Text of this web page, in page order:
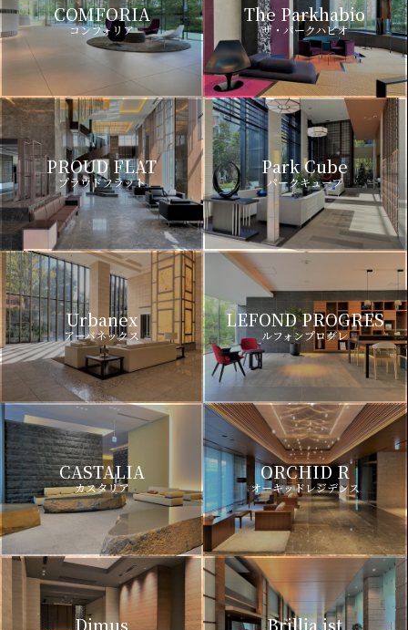
COMFORIA
コンフォリア
The Parkhabio
ザ・パークハビオ
PROUD FLAT
プラウドフラット
Park Cube
パークキューブ
Urbanex
アーバネックス
LEFOND PROGRES
ルフォンプログレ
CASTALIA
カスタリア
ORCHID R
オーキッドレジデンス
Dimus Brillia ist